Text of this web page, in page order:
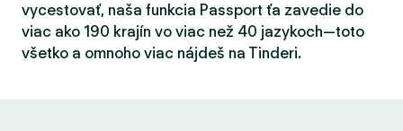
vycestovať, naša funkcia Passport ťa zavedie do
viac ako 190 krajín vo viac než 40 jazykoch—toto
všetko a omnoho viac nájdeš na Tinderi.